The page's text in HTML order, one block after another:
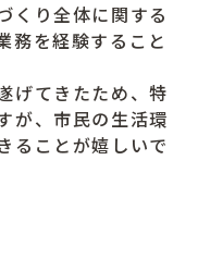
くり全体に関する
務を経験すること
げてきたため、特
が、市民の生活環
ることが嬉しいで